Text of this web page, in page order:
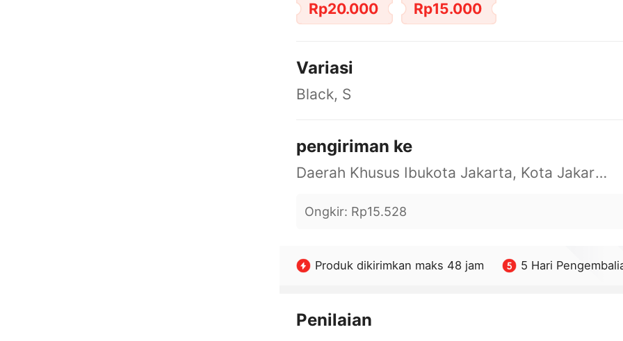
Rp20.000 Rp15.000
Variasi
Black, S
pengiriman ke
Daerah Khusus Ibukota Jakarta, Kota Jakarta Barat, Cengkareng, yy
Ongkir: Rp15.528
Produk dikirimkan maks 48 jam 5 Hari
Penilaian